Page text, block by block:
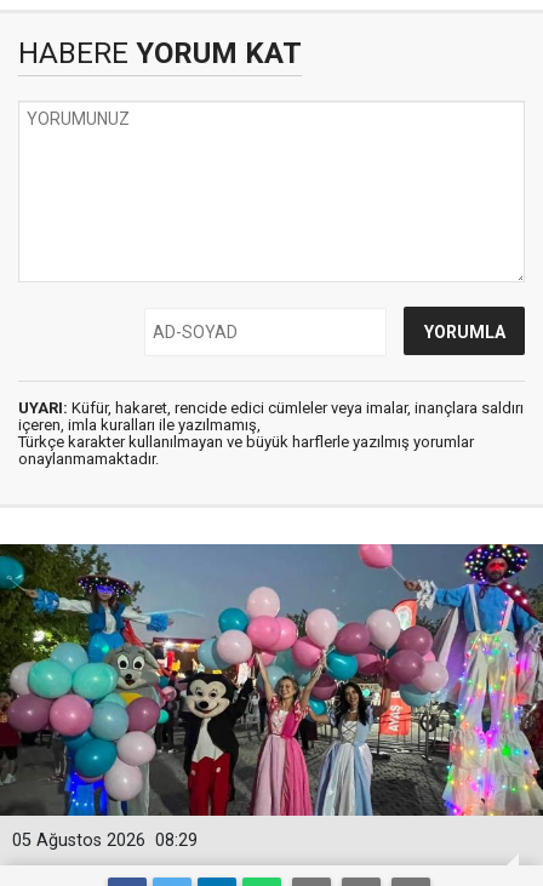
HABERE YORUM KAT
UYARI: Küfür, hakaret, rencide edici cümleler veya imalar, inançlara saldırı
içeren, imla kuralları ile yazılmamış,
Türkçe karakter kullanılmayan ve büyük harflerle yazılmış yorumlar
onaylanmamaktadır.
08:29
05 Ağustos 2026